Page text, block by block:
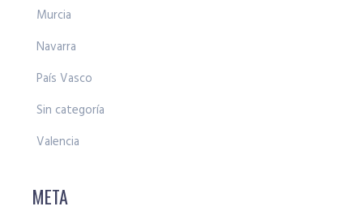
Murcia
Navarra
País Vasco
Sin categoría
Valencia
META